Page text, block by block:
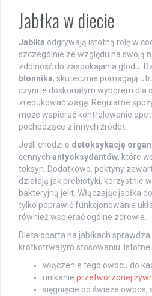
Jabłka w diecie
Jabłka odgrywają istotną rolę w
szczególnie ze względu na swoją
zdolność do zaspokajania głodu.
błonnika, skutecznie pomagają
czyni je doskonałym wyborem dla
zredukować wagę. Regularne
może wspierać kontrolowanie
pochodzące z innych źródeł.
Jeśli chodzi o detoksykację
cennych antyoksydantów, które
toksyn. Dodatkowo, pektyny
działają jak prebiotyki, korzystnie
bakteryjną jelit. Włączając jabłka
tylko poprawić funkcjonowanie
również wspierać ogólne zdrowie.
Dieta oparta na jabłkach
krótkotrwałym stosowaniu. Istotne
włączenie tego owocu do
unikanie przetworzonej
sięgnięcie po świeże owoce,